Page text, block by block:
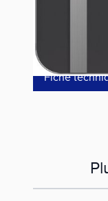
Fiche